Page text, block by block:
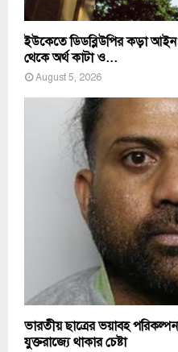
ইউকেতে ডিডব্লিউপির কড়া
থেকে অর্থ কাটা ও...
August 5, 2026
ভারতীয় ছাত্রের ভয়াবহ
যুক্তরাজ্যে থাকার চেষ্টা